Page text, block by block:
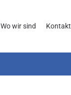
Wo wir sind
Kontakt